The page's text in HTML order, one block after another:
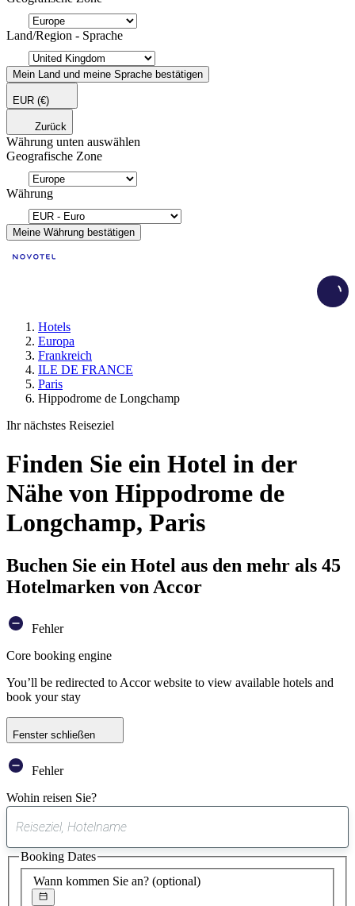
Land/Region - Sprache
Mein Land und meine Sprache bestätigen
EUR (€)
Zurück
Währung unten auswählen
Geografische Zone
Währung
Meine Währung bestätigen
Hotels
Europa
Frankreich
ILE DE FRANCE
Paris
Hippodrome de Longchamp
Ihr nächstes Reiseziel
Finden Sie ein Hotel in der
Nähe von Hippodrome de
Longchamp, Paris
Buchen Sie ein Hotel aus den mehr als 45
Hotelmarken von Accor
Fehler
Core booking engine
You’ll be redirected to Accor website to view available hotels and
book your stay
Fenster schließen
Fehler
Wohin reisen Sie?
gefundener
Vorschlag
Wann kommen Sie an? (optional)
Booking Dates